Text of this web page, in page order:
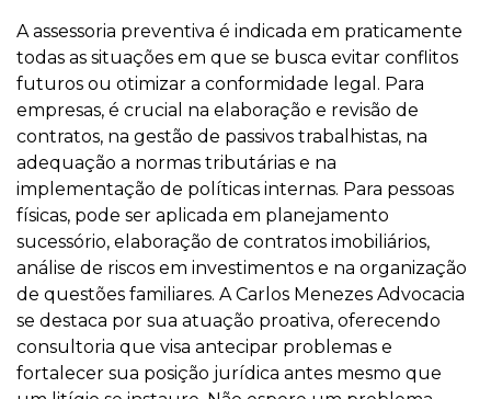
A assessoria preventiva é indicada em praticamente
todas as situações em que se busca evitar conflitos
futuros ou otimizar a conformidade legal. Para
empresas, é crucial na elaboração e revisão de
contratos, na gestão de passivos trabalhistas, na
adequação a normas tributárias e na
implementação de políticas internas. Para pessoas
físicas, pode ser aplicada em planejamento
sucessório, elaboração de contratos imobiliários,
análise de riscos em investimentos e na organização
de questões familiares. A Carlos Menezes Advocacia
se destaca por sua atuação proativa, oferecendo
consultoria que visa antecipar problemas e
fortalecer sua posição jurídica antes mesmo que